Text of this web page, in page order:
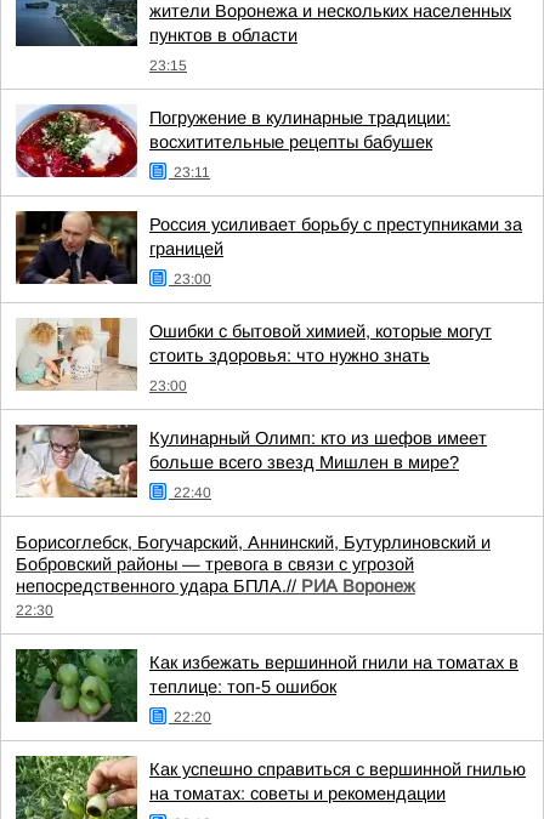
жители Воронежа и нескольких населенных
пунктов в области
23:15
Погружение в кулинарные традиции:
восхитительные рецепты бабушек
23:11
Россия усиливает борьбу с преступниками за
границей
23:00
Ошибки с бытовой химией, которые могут
стоить здоровья: что нужно знать
23:00
Кулинарный Олимп: кто из шефов имеет
больше всего звезд Мишлен в мире?
22:40
Борисоглебск, Богучарский, Аннинский, Бутурлиновский и
Бобровский районы — тревога в связи с угрозой
непосредственного удара БПЛА.// РИА Воронеж
22:30
Как избежать вершинной гнили на томатах в
теплице: топ-5 ошибок
22:20
Как успешно справиться с вершинной гнилью
на томатах: советы и рекомендации